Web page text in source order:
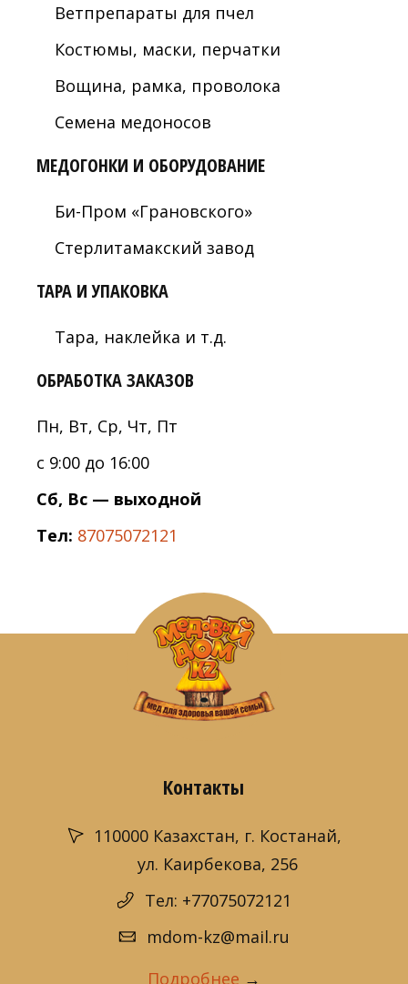
Ветпрепараты для пчел
Костюмы, маски, перчатки
Вощина, рамка, проволока
Семена медоносов
МЕДОГОНКИ И ОБОРУДОВАНИЕ
Би-Пром «Грановского»
Стерлитамакский завод
ТАРА И УПАКОВКА
Тара, наклейка и т.д.
ОБРАБОТКА ЗАКАЗОВ
Пн, Вт, Ср, Чт, Пт
с 9:00 до 16:00
Сб, Вс — выходной
Тел: 87075072121
Контакты
110000 Казахстан, г. Костанай,
ул. Каирбекова, 256
Тел: +77075072121
mdom-kz@mail.ru
Подробнее →